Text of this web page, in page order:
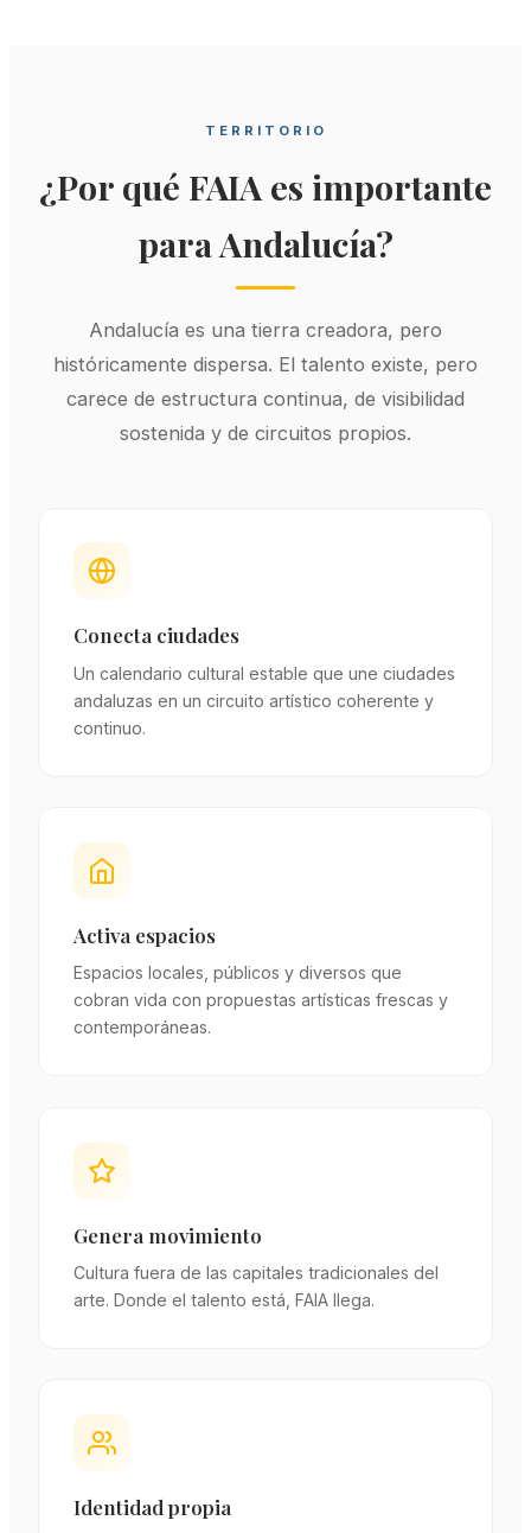
TERRITORIO
¿Por qué FAIA es importante
para Andalucía?
Andalucía es una tierra creadora, pero
históricamente dispersa. El talento existe, pero
carece de estructura continua, de visibilidad
sostenida y de circuitos propios.
Conecta ciudades
Un calendario cultural estable que une ciudades
andaluzas en un circuito artístico coherente y
continuo.
Activa espacios
Espacios locales, públicos y diversos que
cobran vida con propuestas artísticas frescas y
contemporáneas.
Genera movimiento
Cultura fuera de las capitales tradicionales del
arte. Donde el talento está, FAIA llega.
Identidad propia